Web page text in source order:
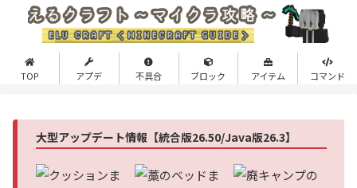
TOP アプデ 不具合 ブロック アイテム コマンド
大型アップデート情報【統合版26.50/Java版26.3】